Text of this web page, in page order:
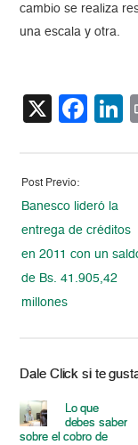
cambio se realiza
una escala y otra.
X
Post Previo:
Banesco lideró la
entrega de créditos
en 2011 con un
de Bs. 41.905,42
millones
Dale Click si te
Lo que
debes saber
sobre el cobro de